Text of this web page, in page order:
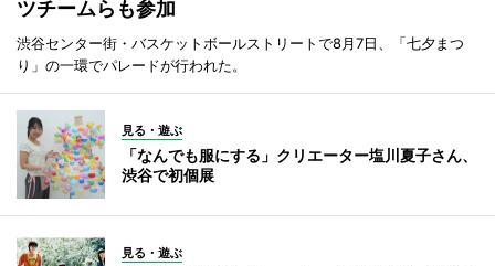
ツチームらも参加
渋谷センター街・バスケットボールストリートで8月7日、「七夕まつ
り」の一環でパレードが行われた。
見る・遊ぶ
「なんでも服にする」クリエーター塩川夏子さん、
渋谷で初個展
見る・遊ぶ